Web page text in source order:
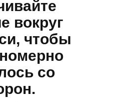
вокруг
чтобы
со